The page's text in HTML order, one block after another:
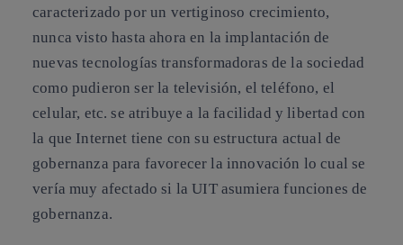
caracterizado por un vertiginoso crecimiento,
nunca visto hasta ahora en la implantación de
nuevas tecnologías transformadoras de la sociedad
como pudieron ser la televisión, el teléfono, el
celular, etc. se atribuye a la facilidad y libertad con
la que Internet tiene con su estructura actual de
gobernanza para favorecer la innovación lo cual se
vería muy afectado si la UIT asumiera funciones de
gobernanza.